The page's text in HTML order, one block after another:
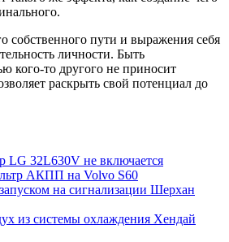
собственного пути и выражения себя
личности. Быть
кого-то другого не приносит
раскрыть свой потенциал до
LG 32L630V не включается
АКПП на Volvo S60
на сигнализации Шерхан
из системы охлаждения Хендай